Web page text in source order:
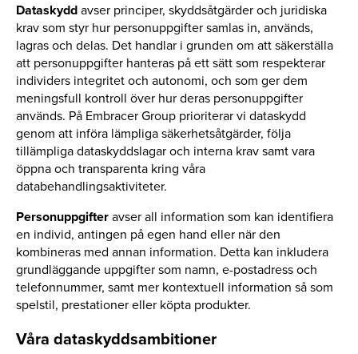
Dataskyddavser principer, skyddsåtgärder och juridiska
krav som styr hur personuppgifter samlas in, används,
lagras och delas. Det handlar i grunden om att säkerställa
att personuppgifter hanteras på ett sätt som respekterar
individers integritet och autonomi, och som ger dem
meningsfull kontroll över hur deras personuppgifter
används. På Embracer Group prioriterar vi dataskydd
genom att införa lämpliga säkerhetsåtgärder, följa
tillämpliga dataskyddslagar och interna krav samt vara
öppna och transparenta kring våra
databehandlingsaktiviteter.
Personuppgifteravser all information som kan identifiera
en individ, antingen på egen hand eller när den
kombineras med annan information. Detta kan inkludera
grundläggande uppgifter som namn, e-postadress och
telefonnummer, samt mer kontextuell information så som
spelstil, prestationer eller köpta produkter.
Våra dataskyddsambitioner